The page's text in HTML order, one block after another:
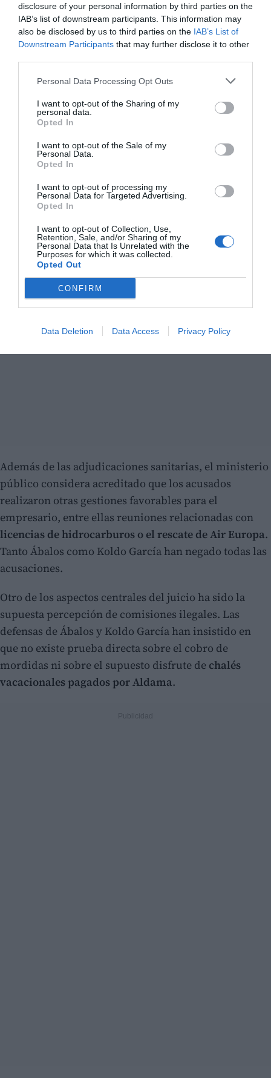
disclosure of your personal information by third parties on the
IAB’s list of downstream participants. This information may
also be disclosed by us to third parties on the IAB’s List of
Downstream Participants that may further disclose it to other
Personal Data Processing Opt Outs
I want to opt-out of the Sharing of my
personal data.
Opted In
I want to opt-out of the Sale of my
Personal Data.
Opted In
I want to opt-out of processing my
Personal Data for Targeted Advertising.
Opted In
I want to opt-out of Collection, Use,
Retention, Sale, and/or Sharing of my
Personal Data that Is Unrelated with the
Purposes for which it was collected.
Opted Out
CONFIRM
Data Deletion Data Access Privacy Policy
contratos de mascarillasen plena pandemia. La
Fiscalía sostiene que había un acuerdo “cerrado y
privilegiado” entre los acusados para beneficiar a
empresas vinculadas a Aldama.
Además de las adjudicaciones sanitarias, el ministerio
público considera acreditado que los acusados
realizaron otras gestiones favorables para el
empresario, entre ellas reuniones relacionadas con
licencias de hidrocarburos o el rescate de Air Europa.
Tanto Ábalos como Koldo García han negado todas las
acusaciones.
Otro de los aspectos centrales del juicio ha sido la
supuesta percepción de comisiones ilegales. Las
defensas de Ábalos y Koldo García han insistido en
que no existe prueba directa sobre el cobro de
mordidas ni sobre el supuesto disfrute de chalés
vacacionales pagados por Aldama.